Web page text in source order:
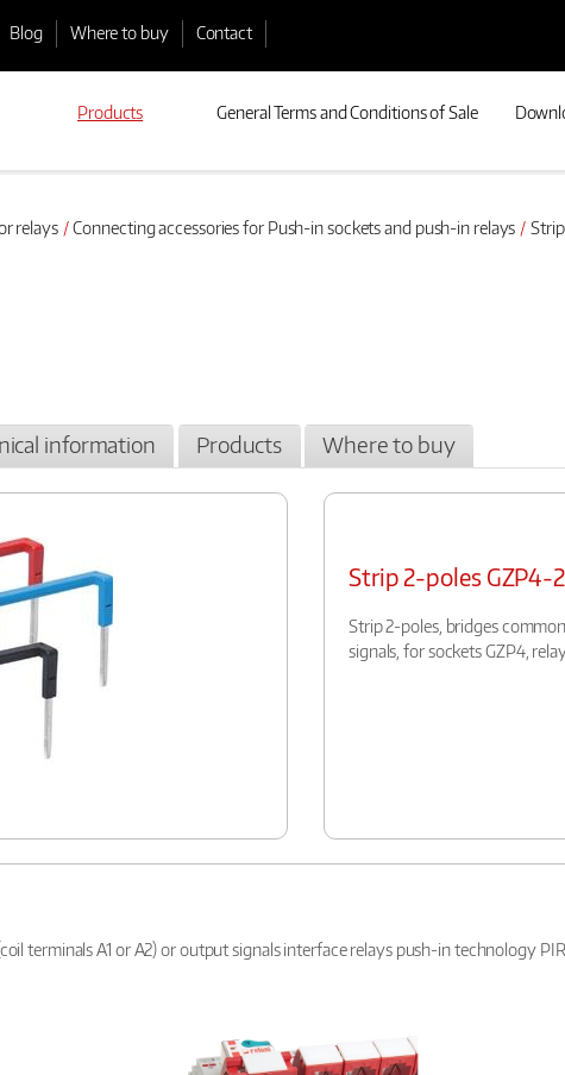
Blog Where to buy Contact
Products General Terms and Conditions of Sale
relays Connecting accessories for Push-in sockets and push-in relays
information Products Where to buy
Strip 2-poles GZP4-2
Strip 2-poles, bridges
signals, for sockets GZP4,
terminals A1 or A2) or output signals interface relays push-in technology